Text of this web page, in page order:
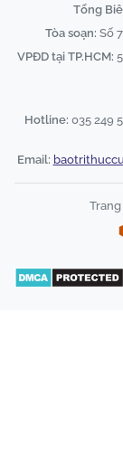
Tổng
Tòa soạn: Số
VPĐD tại TP.HCM:
Hotline: 035 249
Email: